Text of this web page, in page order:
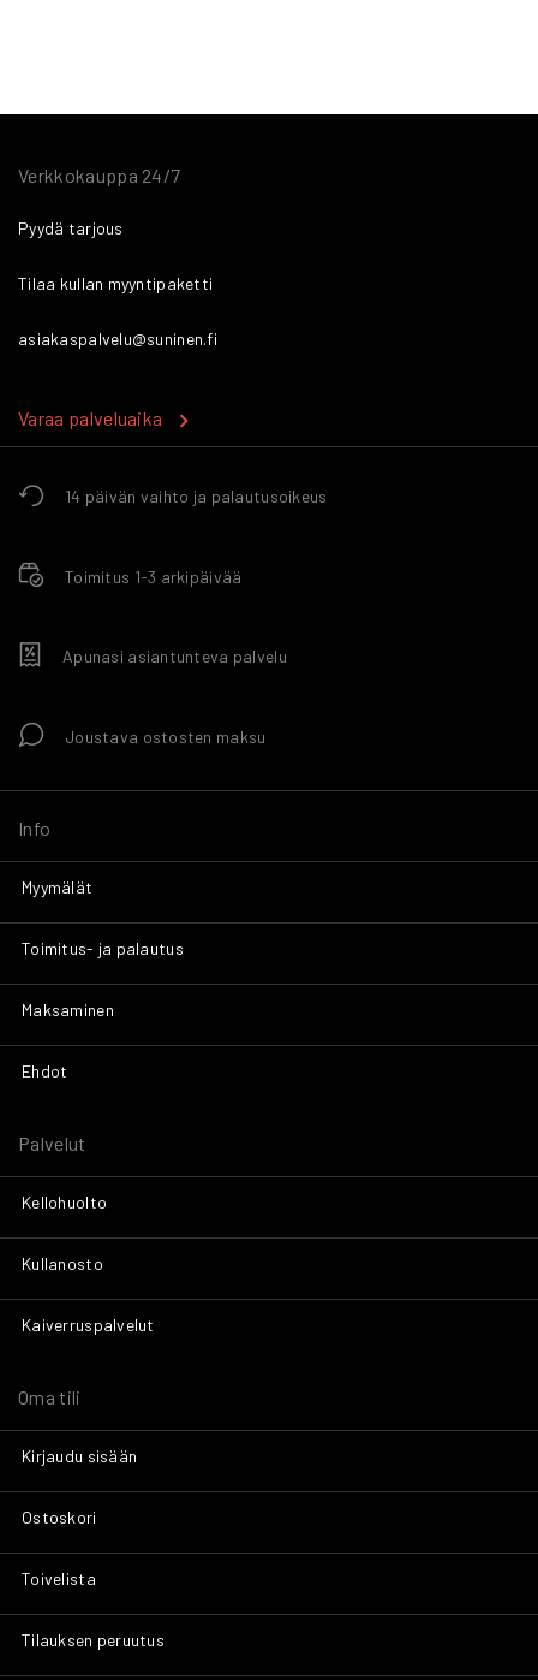
14 päivän vaihto ja palautusoikeus
Toimitus 1-3 arkipäivää
Apunasi asiantunteva palvelu
Joustava ostosten maksu
Info
Myymälät
Toimitus- ja palautus
Maksaminen
Ehdot
Palvelut
Kellohuolto
Kullanosto
Kaiverruspalvelut
Oma tili
Kirjaudu sisään
Ostoskori
Toivelista
Tilauksen peruutus
Verkkokauppa 24/7
Pyydä tarjous
Tilaa kullan myyntipaketti
asiakaspalvelu@suninen.fi
Varaa palveluaika